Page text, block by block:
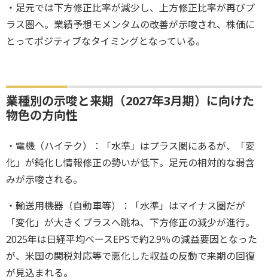
・足元では下方修正比率が減少し、上方修正比率が再びプ
ラス圏へ。業績予想モメンタムの改善が示唆され、株価に
とってポジティブなタイミングとなっている。
業種別の示唆と来期（2027年3月期）に向けた
物色の方向性
・電機（ハイテク）：「水準」はプラス圏にあるが、「変
化」が鈍化し情報修正の勢いが低下。足元の相対的な弱含
みが示唆される。
・輸送用機器（自動車等）：「水準」はマイナス圏だが
「変化」が大きくプラスへ跳ね、下方修正の減少が進行。
2025年は日経平均ベースEPSで約2.9％の減益要因となった
が、米国の関税対応等で悪化した収益の反動で来期の回復
が見込まれる。